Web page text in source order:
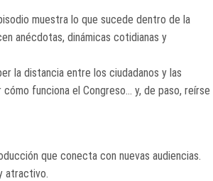
muestra lo que sucede dentro de la
anécdotas, dinámicas cotidianas y
la distancia entre los ciudadanos y las
funciona el Congreso… y, de paso, reírse
que conecta con nuevas audiencias.
atractivo.